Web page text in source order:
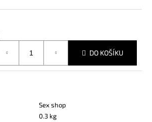
DO KOŠÍKU
Sex shop
0.3 kg